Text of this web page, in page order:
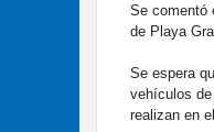
Se comentó
de Playa
Se espera
vehículos
realizan en